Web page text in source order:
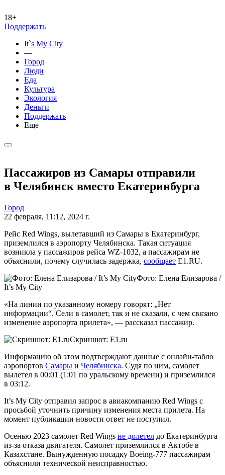
18+
Поддержать
It`s My City
—
Город
Люди
Еда
Культура
Экология
Деньги
Поддержать
Еще
Пассажиров из Самары отправили
в Челябинск вместо Екатеринбурга
Город
22 февраля, 11:12, 2024 г.
Рейс Red Wings, вылетавший из Самары в Екатеринбург,
приземлился в аэропорту Челябинска. Такая ситуация
возникла у пассажиров рейса WZ-1032, а пассажирам не
объяснили, почему случилась задержка, сообщает Е1.RU.
Фото: Елена Елизарова /
It’s My City
«На линии по указанному номеру говорят: „Нет
информации“. Сели в самолет, так и не сказали, с чем связано
изменение аэропорта прилета», — рассказал пассажир.
Скриншот: Е1.ru
Информацию об этом подтверждают данные с онлайн-табло
аэропортов Самары и Челябинска. Судя по ним, самолет
вылетел в 00:01 (1:01 по уральскому времени) и приземлился
в 03:12.
It’s My City отправил запрос в авиакомпанию Red Wings с
просьбой уточнить причину изменения места прилета. На
момент публикации новости ответ не поступил.
Осенью 2023 самолет Red Wings не долетел до Екатеринбурга
из-за отказа двигателя. Самолет приземлился в Актобе в
Казахстане. Вынужденную посадку Boeing-777 пассажирам
объяснили технической неисправностью.